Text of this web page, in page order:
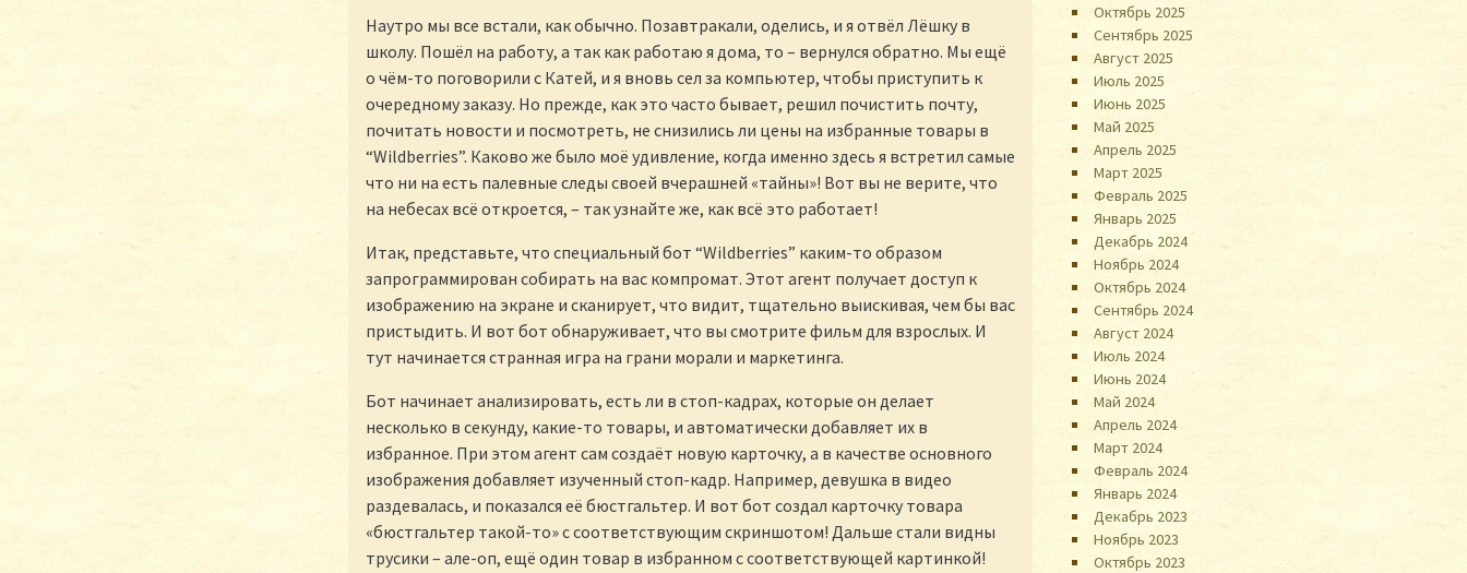
Наутро мы все встали, как обычно. Позавтракали, оделись, и я отвёл Лёшку в
школу. Пошёл на работу, а так как работаю я дома, то – вернулся обратно. Мы ещё
о чём-то поговорили с Катей, и я вновь сел за компьютер, чтобы приступить к
очередному заказу. Но прежде, как это часто бывает, решил почистить почту,
почитать новости и посмотреть, не снизились ли цены на избранные товары в
“Wildberries”. Каково же было моё удивление, когда именно здесь я встретил самые
что ни на есть палевные следы своей вчерашней «тайны»! Вот вы не верите, что
на небесах всё откроется, – так узнайте же, как всё это работает!
Итак, представьте, что специальный бот “Wildberries” каким-то образом
запрограммирован собирать на вас компромат. Этот агент получает доступ к
изображению на экране и сканирует, что видит, тщательно выискивая, чем бы вас
пристыдить. И вот бот обнаруживает, что вы смотрите фильм для взрослых. И
тут начинается странная игра на грани морали и маркетинга.
Бот начинает анализировать, есть ли в стоп-кадрах, которые он делает
несколько в секунду, какие-то товары, и автоматически добавляет их в
избранное. При этом агент сам создаёт новую карточку, а в качестве основного
изображения добавляет изученный стоп-кадр. Например, девушка в видео
раздевалась, и показался её бюстгальтер. И вот бот создал карточку товара
«бюстгальтер такой-то» с соответствующим скриншотом! Дальше стали видны
трусики – але-оп, ещё один товар в избранном с соответствующей картинкой!
Октябрь 2025
Сентябрь 2025
Август 2025
Июль 2025
Июнь 2025
Май 2025
Апрель 2025
Март 2025
Февраль 2025
Январь 2025
Декабрь 2024
Ноябрь 2024
Октябрь 2024
Сентябрь 2024
Август 2024
Июль 2024
Июнь 2024
Май 2024
Апрель 2024
Март 2024
Февраль 2024
Январь 2024
Декабрь 2023
Ноябрь 2023
Октябрь 2023